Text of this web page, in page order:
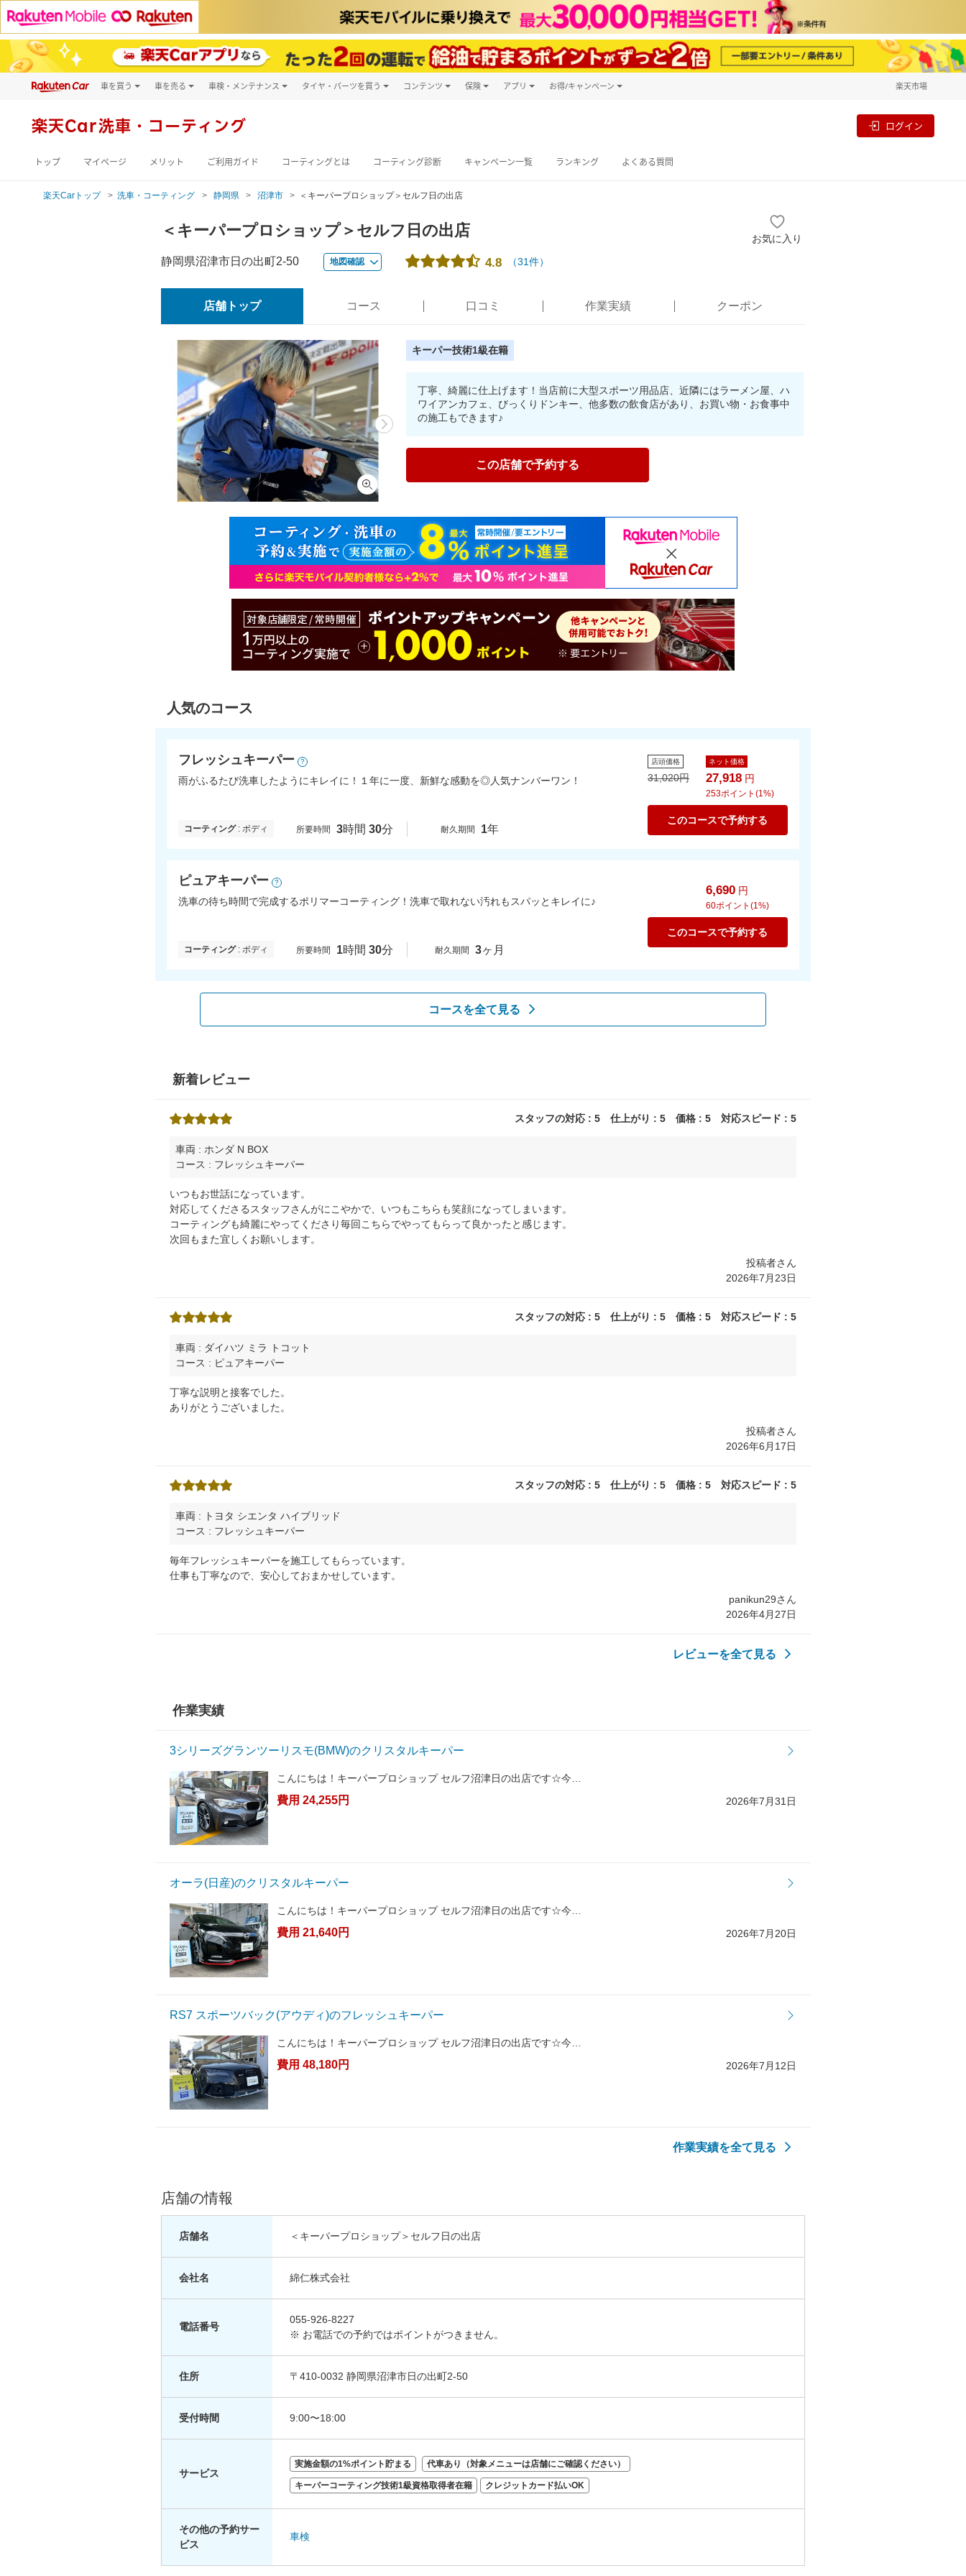
車を買う
新車
車を売る 車検・メンテナンス
キズ修理予約
洗車・コーティング予約
タイヤ・パーツを買う コンテンツ 保険 アプリ お得/キャンペーン 楽天市場
楽天Car洗車・コーティング ログイン
トップ マイページ メリット ご利用ガイド コーティングとは コーティング診断 キャンペーン一覧 ランキング よくある質問
楽天Carトップ 洗車・コーティング 静岡県 沼津市 ＜キーパープロショップ＞セルフ日の出店
＜キーパープロショップ＞セルフ日の出店 お気に入り
静岡県沼津市日の出町2-50 地図確認 4.8 （31件）
店舗トップ コース 口コミ 作業実績 クーポン
キーパー技術1級在籍
丁寧、綺麗に仕上げます！当店前に大型スポーツ用品店、近隣にはラーメン屋、ハ
ワイアンカフェ、びっくりドンキー、他多数の飲食店があり、お買い物・お食事中
の施工もできます♪
この店舗で予約する
人気のコース
フレッシュキーパー ?
雨がふるたび洗車したようにキレイに！１年に一度、新鮮な感動を◎人気ナンバーワン！
コーティング: ボディ 所要時間 3時間30分 耐久期間 1年
店頭価格
31,020円
ネット価格
27,918 円
253ポイント(1%)
このコースで予約する
ピュアキーパー ?
洗車の待ち時間で完成するポリマーコーティング！洗車で取れない汚れもスパッとキレイに♪
コーティング: ボディ 所要時間 1時間30分 耐久期間 3ヶ月
6,690 円
60ポイント(1%)
このコースで予約する
コースを全て見る
新着レビュー
スタッフの対応 : 5 仕上がり : 5 価格 : 5 対応スピード : 5
車両 : ホンダ N BOX
コース : フレッシュキーパー
いつもお世話になっています。
対応してくださるスタッフさんがにこやかで、いつもこちらも笑顔になってしまいます。
コーティングも綺麗にやってくださり毎回こちらでやってもらって良かったと感じます。
次回もまた宜しくお願いします。
投稿者さん
2026年7月23日
スタッフの対応 : 5 仕上がり : 5 価格 : 5 対応スピード : 5
車両 : ダイハツ ミラ トコット
コース : ピュアキーパー
丁寧な説明と接客でした。
ありがとうございました。
投稿者さん
2026年6月17日
スタッフの対応 : 5 仕上がり : 5 価格 : 5 対応スピード : 5
車両 : トヨタ シエンタ ハイブリッド
コース : フレッシュキーパー
毎年フレッシュキーパーを施工してもらっています。
仕事も丁寧なので、安心しておまかせしています。
panikun29さん
2026年4月27日
レビューを全て見る
作業実績
3シリーズグランツーリスモ(BMW)のクリスタルキーパー
こんにちは！キーパープロショップ セルフ沼津日の出店です☆今…
費用 24,255円 2026年7月31日
オーラ(日産)のクリスタルキーパー
こんにちは！キーパープロショップ セルフ沼津日の出店です☆今…
費用 21,640円 2026年7月20日
RS7 スポーツバック(アウディ)のフレッシュキーパー
こんにちは！キーパープロショップ セルフ沼津日の出店です☆今…
費用 48,180円 2026年7月12日
作業実績を全て見る
店舗の情報
店舗名 ＜キーパープロショップ＞セルフ日の出店
会社名 綿仁株式会社
電話番号
055-926-8227
※ お電話での予約ではポイントがつきません。
住所 〒410-0032 静岡県沼津市日の出町2-50
受付時間 9:00〜18:00
サービス
実施金額の1%ポイント貯まる 代車あり（対象メニューは店舗にご確認ください）
キーパーコーティング技術1級資格取得者在籍 クレジットカード払いOK
その他の予約サー
ビス
車検